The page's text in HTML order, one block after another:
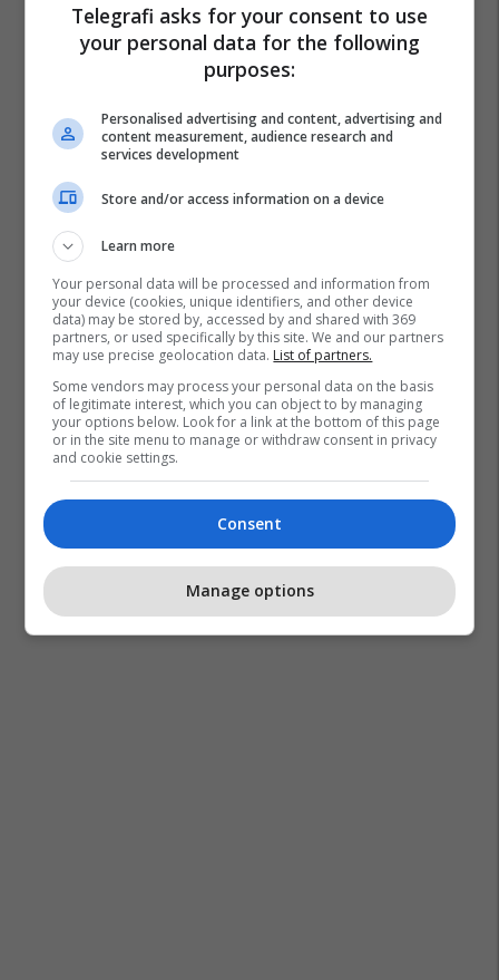
Telegrafi asks for your consent to use
your personal data for the following
purposes:
Personalised advertising and content, advertising and
content measurement, audience research and
services development
Store and/or access information on a device
Learn more
Your personal data will be processed and information from
your device (cookies, unique identifiers, and other device
data) may be stored by, accessed by and shared with 369
partners, or used specifically by this site. We and our partners
may use precise geolocation data. List of partners.
Some vendors may process your personal data on the basis
of legitimate interest, which you can object to by managing
your options below. Look for a link at the bottom of this page
or in the site menu to manage or withdraw consent in privacy
and cookie settings.
Consent
Manage options